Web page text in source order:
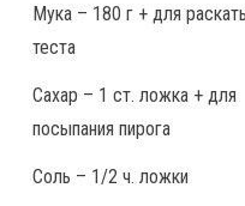
Мука – 180 г + для
теста
Сахар – 1 ст. ложка + для
посыпания пирога
Соль – 1/2 ч. ложки